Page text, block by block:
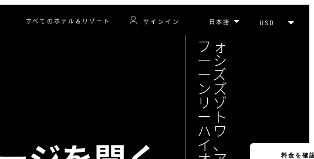
すべてのホテル＆リゾート サインイン
フォ
ーシ
ーズ
ンズ
リゾ
ート
ハワ
イ、
料金を確